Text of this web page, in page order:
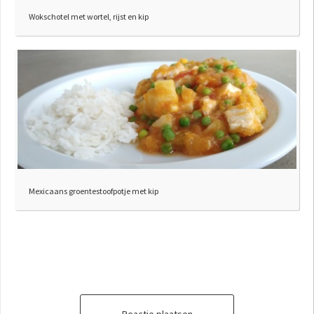
Wokschotel met wortel, rijst en kip
Mexicaans groentestoofpotje met kip